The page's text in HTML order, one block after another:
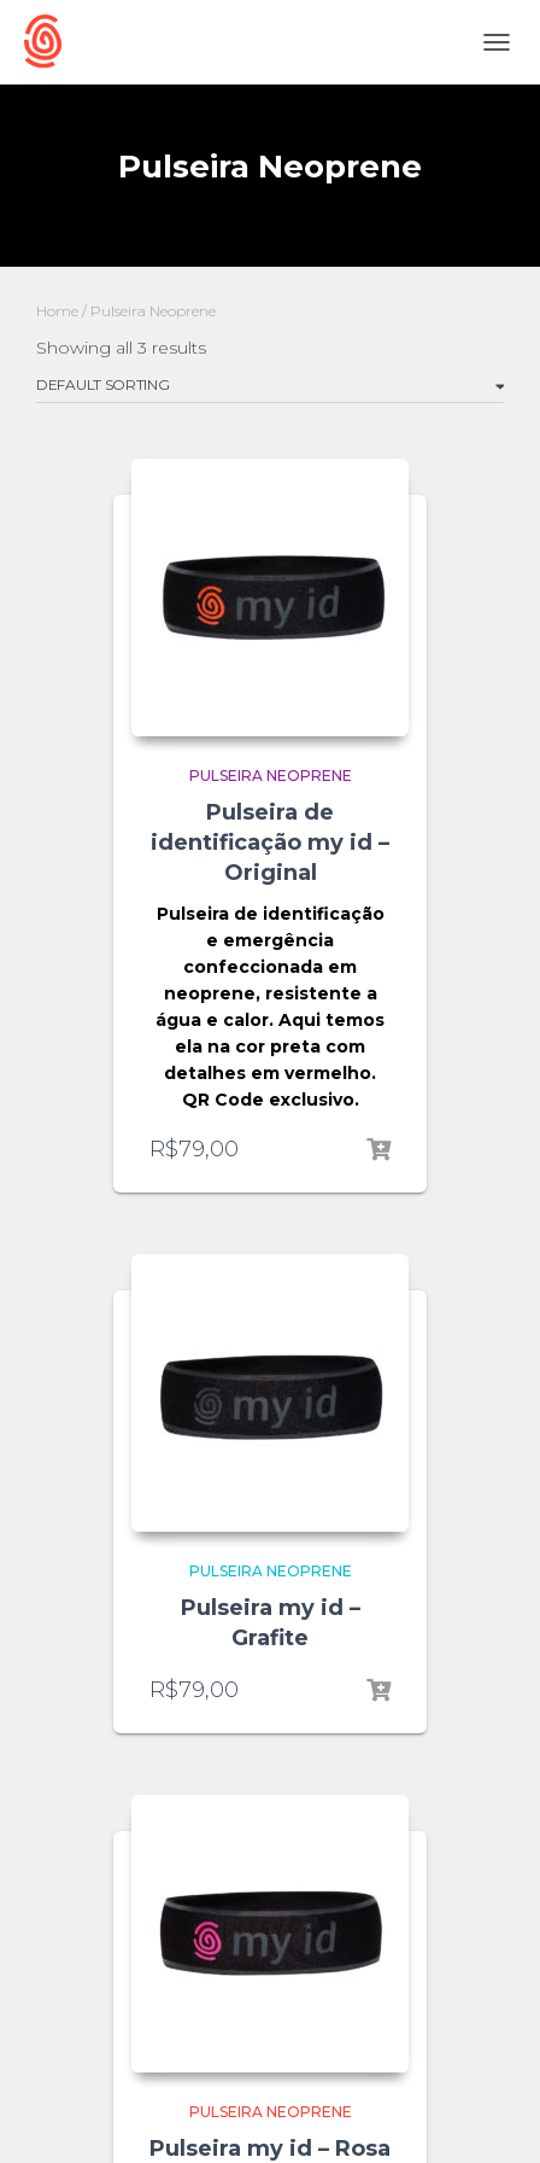
Pulseira Neoprene
Home / Pulseira Neoprene
Showing all 3 results
PULSEIRA NEOPRENE
Pulseira de
identificação my id –
Original
Pulseira de identificação
e emergência
confeccionada em
neoprene, resistente a
água e calor. Aqui temos
ela na cor preta com
detalhes em vermelho.
QR Code exclusivo.
R$79,00
PULSEIRA NEOPRENE
Pulseira my id –
Grafite
R$79,00
PULSEIRA NEOPRENE
Pulseira my id – Rosa